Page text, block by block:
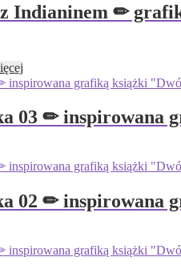
Indianinem ✏︎
03 ✏︎ inspirowana
02 ✏︎ inspirowana